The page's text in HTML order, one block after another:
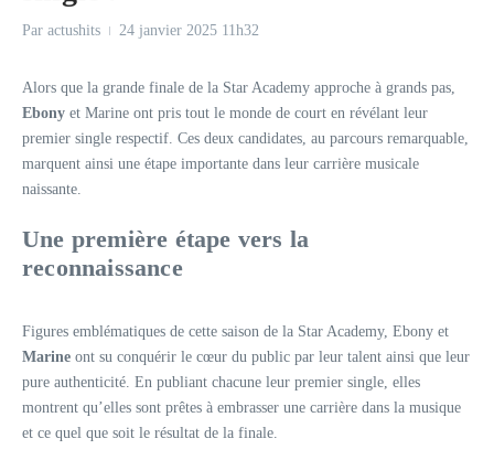
Par actushits 24 janvier 2025 11h32
Alors que la grande finale de la Star Academy approche à grands pas,
Ebony et Marine ont pris tout le monde de court en révélant leur
premier single respectif. Ces deux candidates, au parcours remarquable,
marquent ainsi une étape importante dans leur carrière musicale
naissante.
Une première étape vers la
reconnaissance
Figures emblématiques de cette saison de la Star Academy, Ebony et
Marine ont su conquérir le cœur du public par leur talent ainsi que leur
pure authenticité. En publiant chacune leur premier single, elles
montrent qu’elles sont prêtes à embrasser une carrière dans la musique
et ce quel que soit le résultat de la finale.